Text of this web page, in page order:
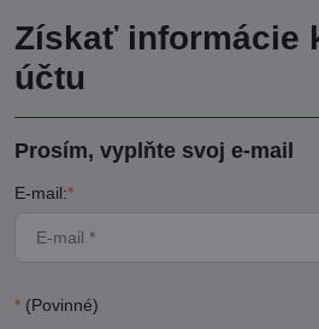
Získať informácie
účtu
Prosím, vyplňte svoj e-mail
E-mail:*
* (Povinné)